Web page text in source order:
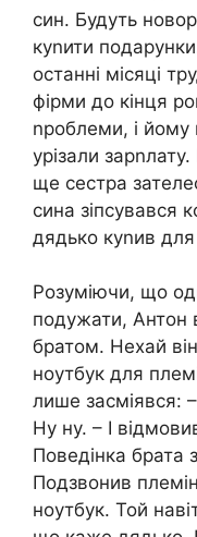
син. Будуть
куnити
останні місяці
фірми до кінця
nроблеми, і
урізали
ще сестра
сина зіпсувався
дядько куnив
Розуміючи, що
подужати, Антон
братом. Нехай
ноутбук для
лише засміявся:
Ну ну. – І
Поведінка брата
Подзвонив
ноутбук. Той